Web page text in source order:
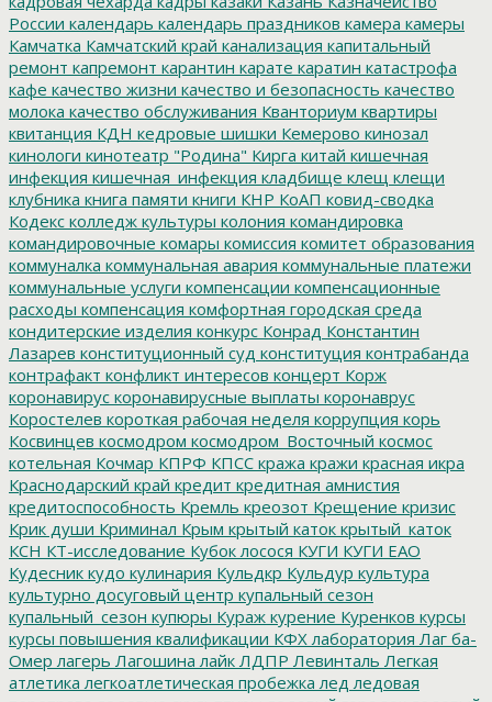
России календарь календарь праздников камера камеры
Камчатка Камчатский край канализация капитальный
ремонт капремонт карантин карате каратин катастрофа
кафе качество жизни качество и безопасность качество
молока качество обслуживания Кванториум квартиры
квитанция КДН кедровые шишки Кемерово кинозал
кинологи кинотеатр "Родина" Кирга китай кишечная
инфекция кишечная_инфекция кладбище клещ клещи
клубника книга памяти книги КНР КоАП ковид-сводка
Кодекс колледж культуры колония командировка
командировочные комары комиссия комитет образования
коммуналка коммунальная авария коммунальные платежи
коммунальные услуги компенсации компенсационные
расходы компенсация комфортная городская среда
кондитерские изделия конкурс Конрад Константин
Лазарев конституционный суд конституция контрабанда
контрафакт конфликт интересов концерт Корж
коронавирус коронавирусные выплаты коронаврус
Коростелев короткая рабочая неделя коррупция корь
Косвинцев космодром космодром_Восточный космос
котельная Кочмар КПРФ КПСС кража кражи красная икра
Краснодарский край кредит кредитная амнистия
кредитоспособность Кремль креозот Крещение кризис
Крик души Криминал Крым крытый каток крытый_каток
КСН КТ-исследование Кубок лосося КУГИ КУГИ ЕАО
Кудесник кудо кулинария Кульдкр Кульдур культура
культурно досуговый центр купальный сезон
купальный_сезон купюры Кураж курение Куренков курсы
курсы повышения квалификации КФХ лаборатория Лаг ба-
Омер лагерь Лагошина лайк ЛДПР Левинталь Легкая
атлетика легкоатлетическая пробежка лед ледовая